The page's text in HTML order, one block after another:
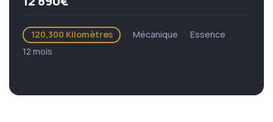
120,300 Kilomètres Mécanique
Essence
12 mois